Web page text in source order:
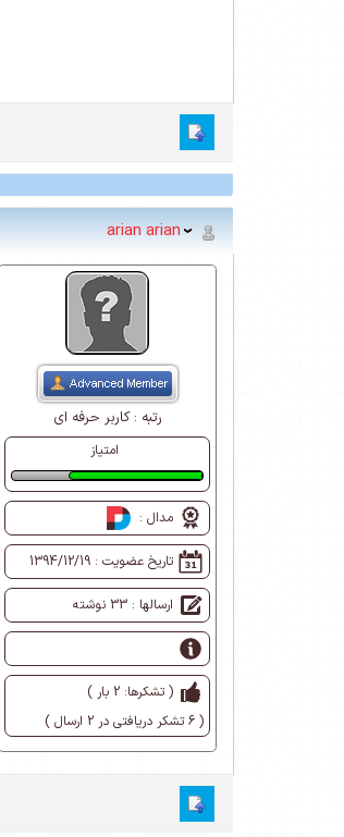
arian arian
رتبه :کاربر حرفه ای
امتیاز
دوست داشتنی
مدال :
تاریخ عضویت : 1394/12/19
ارسالها : 33 نوشته
( تشکرها: 2 بار )
( 6 تشکر دریافتی در 2 ارسال )